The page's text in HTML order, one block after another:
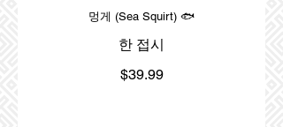
멍게 (Sea Squirt) 🐟
한 접시
$39.99